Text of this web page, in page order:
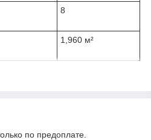
8
1,960 м²
по предоплате.